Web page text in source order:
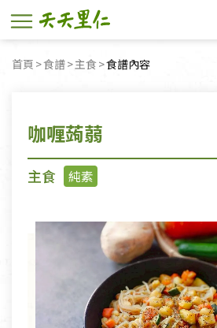
首頁 食譜 主食 目前頁面：
食譜內容
咖喱蒟蒻
主食
純素